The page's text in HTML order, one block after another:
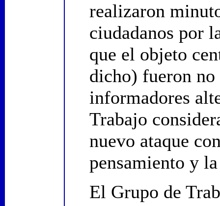
realizaron
ciudadanos por
que el objeto
dicho) fueron
informadores
Trabajo
nuevo ataque
pensamiento y
El Grupo de